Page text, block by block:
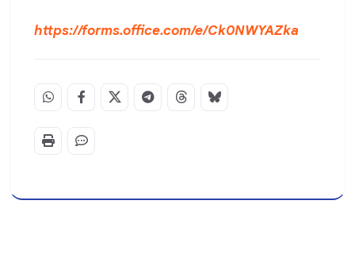
https://forms.office.com/e/Ck0NWYAZka